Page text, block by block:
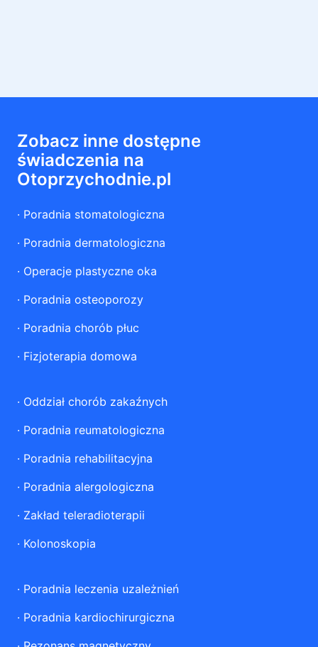
Zobacz inne dostępne
świadczenia na
Otoprzychodnie.pl
· Poradnia stomatologiczna
· Poradnia dermatologiczna
· Operacje plastyczne oka
· Poradnia osteoporozy
· Poradnia chorób płuc
· Fizjoterapia domowa
· Oddział chorób zakaźnych
· Poradnia reumatologiczna
· Poradnia rehabilitacyjna
· Poradnia alergologiczna
· Zakład teleradioterapii
· Kolonoskopia
· Poradnia leczenia uzależnień
· Poradnia kardiochirurgiczna